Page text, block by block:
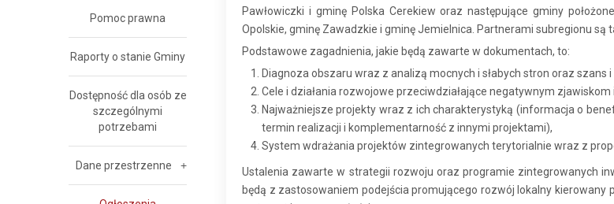
Pawłowiczki i gminę Polska Cerekiew oraz następujące gminy
Opolskie, gminę Zawadzkie i gminę Jemielnica. Partnerami subregionu
Podstawowe zagadnienia, jakie będą zawarte w dokumentach, to:
Diagnoza obszaru wraz z analizą mocnych i słabych stron oraz szans
Cele i działania rozwojowe przeciwdziałające negatywnym zjawiskom
Najważniejsze projekty wraz z ich charakterystyką (informacja o
termin realizacji i komplementarność z innymi projektami),
System wdrażania projektów zintegrowanych terytorialnie wraz z
Ustalenia zawarte w strategii rozwoju oraz programie zintegrowanych
będą z zastosowaniem podejścia promującego rozwój lokalny
Pomoc prawna
Raporty o stanie Gminy
Dostępność dla osób ze
szczególnymi
potrzebami
Dane przestrzenne